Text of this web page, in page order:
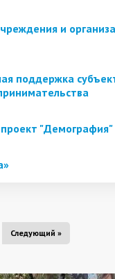
и
поддержка
"Демография"
Следующий »